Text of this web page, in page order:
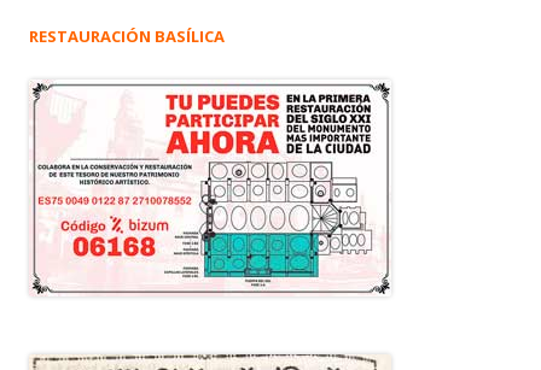
RESTAURACIÓN BASÍLICA